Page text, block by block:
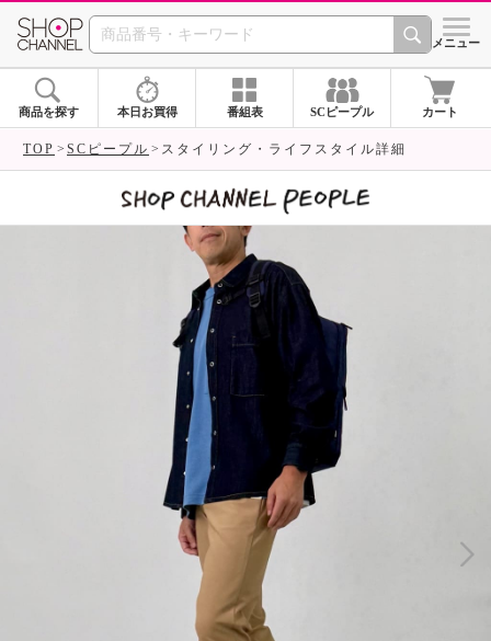
SHOP CHANNEL シメニュー
商品を探す 本日お買得 番組表 SCピープル カート
TOP SCピープル スタイリング・ライフスタイル詳細